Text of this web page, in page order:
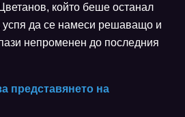
който беше останал
успя да се намеси решаващо и
непроменен до последния
представянето на